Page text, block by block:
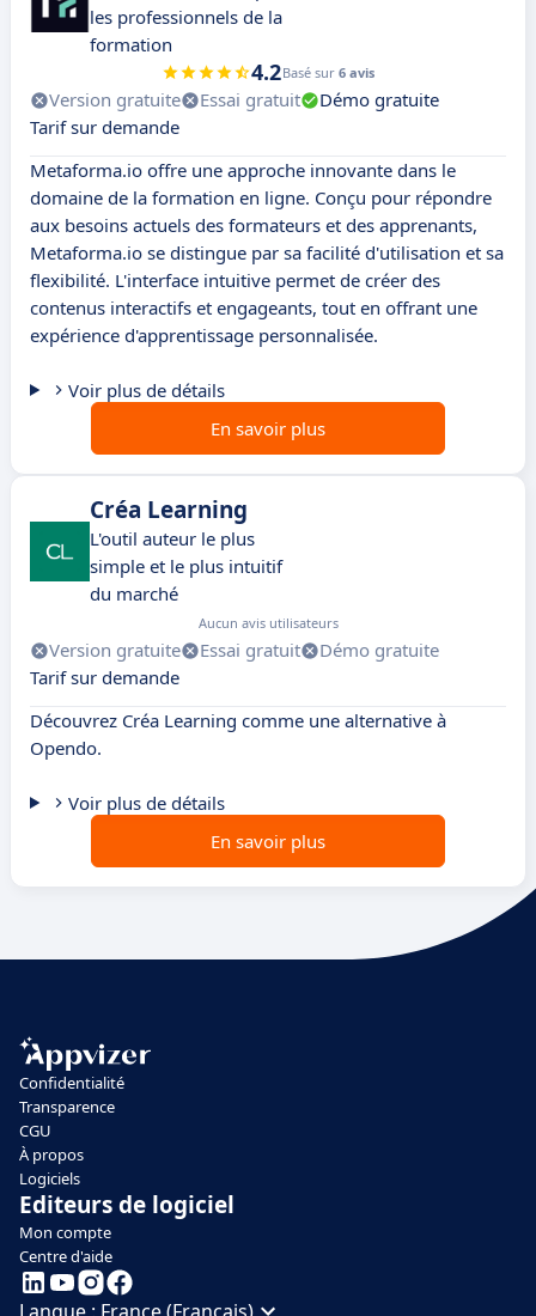
les professionnels de la
formation
4.2Basé sur 6 avis
Version gratuite Essai gratuit
Démo gratuite
Tarif sur demande
Metaforma.io offre une approche innovante dans le
domaine de la formation en ligne. Conçu pour répondre
aux besoins actuels des formateurs et des apprenants,
Metaforma.io se distingue par sa facilité d'utilisation et sa
flexibilité. L'interface intuitive permet de créer des
contenus interactifs et engageants, tout en offrant une
expérience d'apprentissage personnalisée.
Voir plus de détails
En savoir plus
Créa Learning
L'outil auteur le plus
simple et le plus intuitif
du marché
Aucun avis utilisateurs
Version gratuite Essai gratuit
Démo gratuite
Tarif sur demande
Découvrez Créa Learning comme une alternative à
Opendo.
Voir plus de détails
En savoir plus
Confidentialité
Transparence
CGU
À propos
Logiciels
Editeurs de logiciel
Mon compte
Centre d'aide